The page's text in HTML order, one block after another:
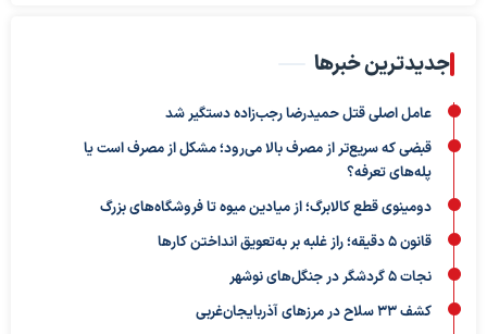
جدیدترین خبرها
عامل اصلی قتل حمیدرضا رجب‌زاده دستگیر شد
قبضی که سریع‌تر از مصرف بالا می‌رود؛ مشکل از مصرف است یا
پله‌های تعرفه؟
دومینوی قطع کالابرگ؛ از میادین میوه تا فروشگاه‌های بزرگ
قانون ۵ دقیقه؛ راز غلبه بر به‌تعویق‌ انداختن کارها
نجات ۵ گردشگر در جنگل‌های نوشهر
کشف ۳۳ سلاح در مرزهای آذربایجان‌غربی